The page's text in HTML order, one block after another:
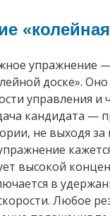
упражнение
доске».
управления и
кандидата —
не выходя за
высокой
в
Любое